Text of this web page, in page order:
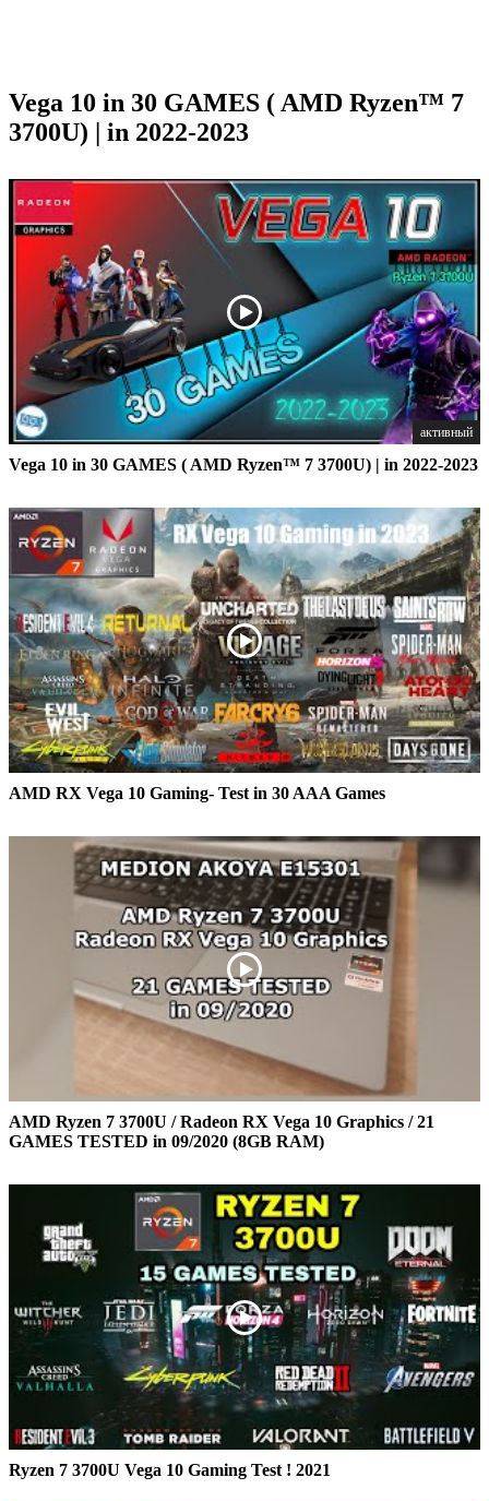
Vega 10 in 30 GAMES ( AMD Ryzen™ 7
3700U) | in 2022-2023
активный
Vega 10 in 30 GAMES ( AMD Ryzen™ 7 3700U) | in 2022-2023
AMD RX Vega 10 Gaming- Test in 30 AAA Games
AMD Ryzen 7 3700U / Radeon RX Vega 10 Graphics / 21
GAMES TESTED in 09/2020 (8GB RAM)
Ryzen 7 3700U Vega 10 Gaming Test ! 2021